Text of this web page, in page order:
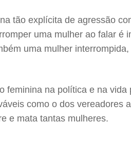
tão explícita de agressão
uma mulher ao falar é
uma mulher
na política e na
como o dos vereadores
e mata tantas mulheres.